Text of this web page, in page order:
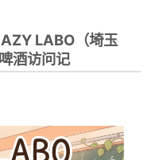
LABO（埼玉
酒访问记